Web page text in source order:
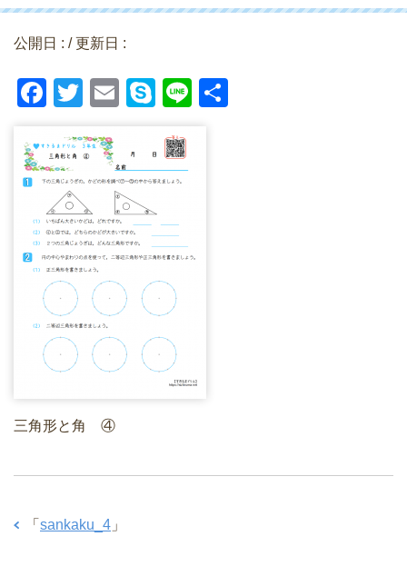
公開日 : / 更新日 :
F
c
e
b
o
o
k
T
tt
er
E
ail
S
p
e
Li
三角形と角 ④
「 sankaku_4 」